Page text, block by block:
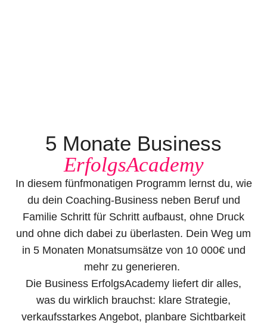
5 Monate Business
ErfolgsAcademy
In diesem fünfmonatigen Programm lernst du, wie
du dein Coaching-Business neben Beruf und
Familie Schritt für Schritt aufbaust, ohne Druck
und ohne dich dabei zu überlasten. Dein Weg um
in 5 Monaten Monatsumsätze von 10 000€ und
mehr zu generieren.
Die Business ErfolgsAcademy liefert dir alles,
was du wirklich brauchst: klare Strategie,
verkaufsstarkes Angebot, planbare Sichtbarkeit